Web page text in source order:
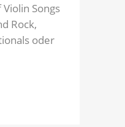
Songs
Rock,
oder